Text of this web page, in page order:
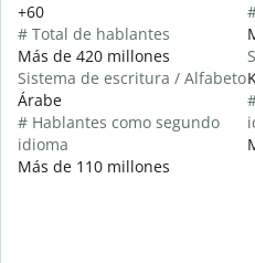
+60
# Total de hablantes
Más de 420 millones
Sistema de escritura / Alfabeto
Árabe
# Hablantes como segundo
idioma
Más de 110 millones